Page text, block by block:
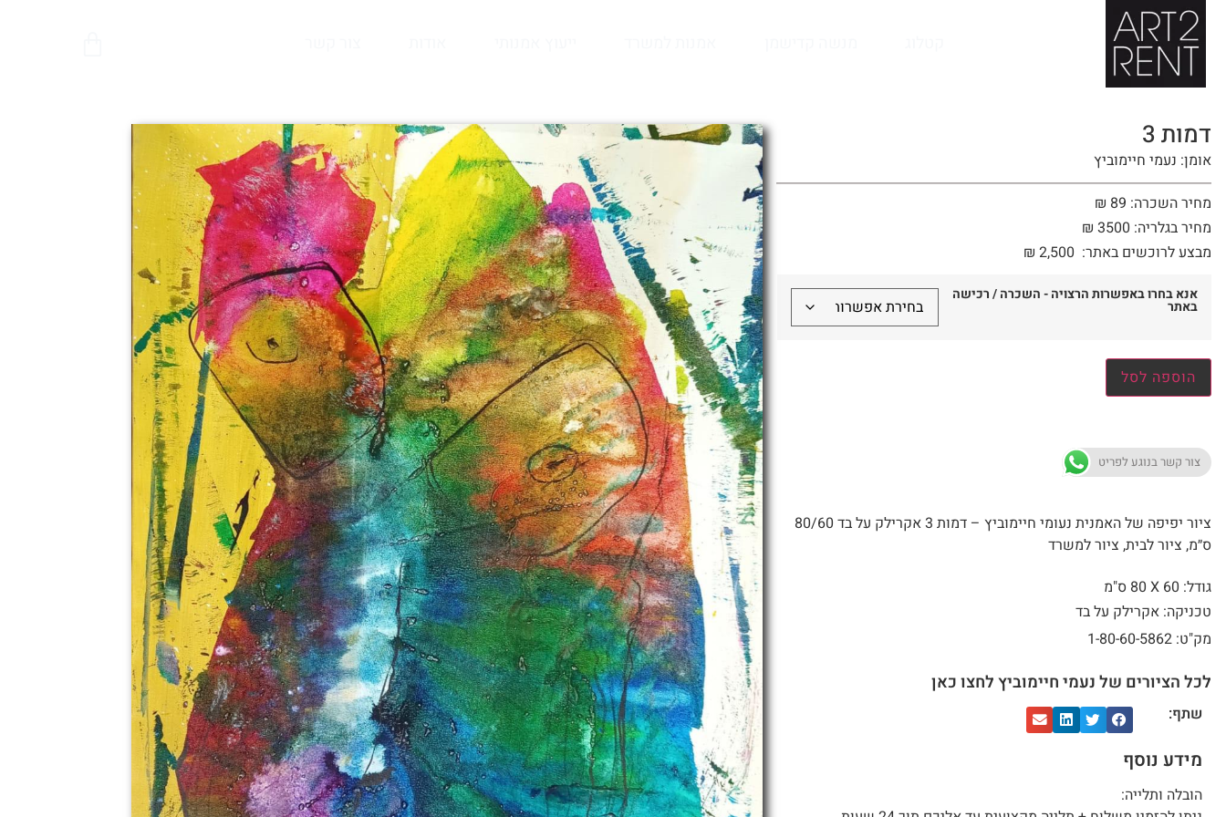
לתוכן
דמות 3
אומן: נעמי חיימוביץ
מחיר השכרה: 89 ₪
מחיר בגלריה: 3500 ₪
מבצע לרוכשים באתר:
₪ 2,500
אנא בחרו באפשרות הרצויה - השכרה / רכישה
באתר
הוספה לסל
צור קשר בנוגע לפריט
ציור יפיפה של האמנית נעומי חיימוביץ – דמות 3 אקרילק על בד 80/60
ס״מ, ציור לבית, ציור למשרד
גודל: 60 X
80 ס"מ
טכניקה: אקרילק על בד
מק"ט: 1-80-60-5862
לכל הציורים של נעמי חיימוביץ לחצו כאן
שתף:
מידע נוסף
הובלה ותלייה: